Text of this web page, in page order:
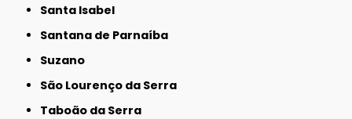
Santa Isabel
Santana de Parnaíba
Suzano
São Lourenço da Serra
Taboão da Serra